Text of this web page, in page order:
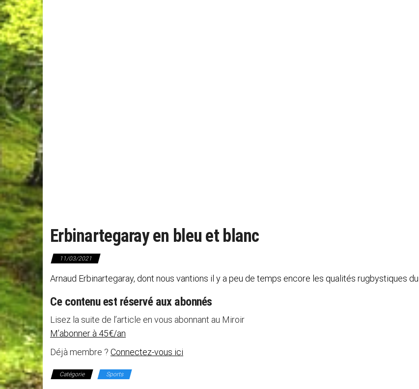
Erbinartegaray en bleu et blanc
11/03/2021
Arnaud Erbinartegaray, dont nous vantions il y a peu de temps encore les qualités rugbystiques
Ce contenu est réservé aux abonnés
Lisez la suite de l’article en vous abonnant au Miroir
M’abonner à 45€/an
Déjà membre ? Connectez-vous ici
Catégorie Sports